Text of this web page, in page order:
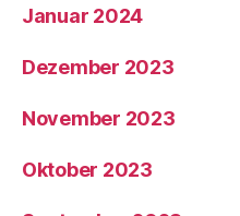
Januar 2024
Dezember 2023
November 2023
Oktober 2023